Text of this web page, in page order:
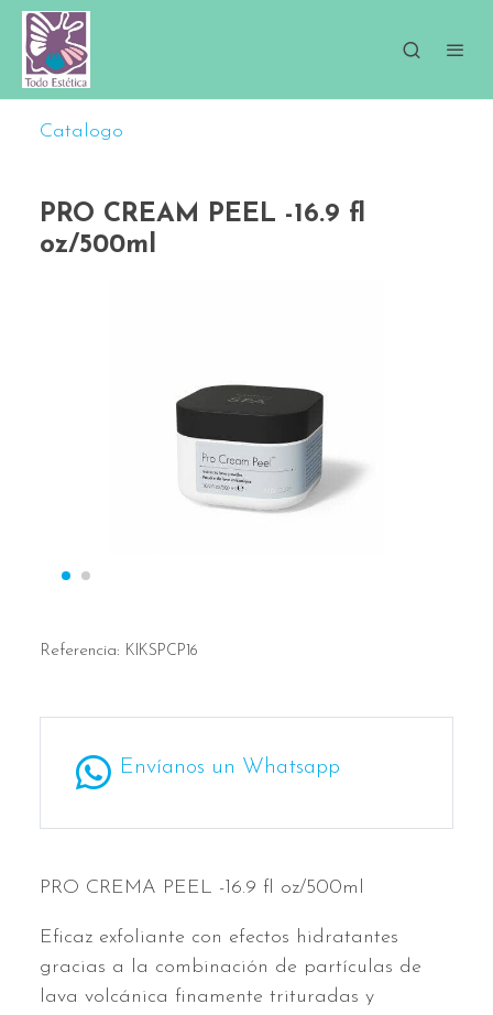
Catalogo
PRO CREAM PEEL -16.9 fl
oz/500ml
Referencia: KIKSPCP16
Envíanos un Whatsapp
PRO CREMA PEEL -16.9 fl oz/500ml
Eficaz exfoliante con efectos hidratantes
gracias a la combinación de partículas de
lava volcánica finamente trituradas y